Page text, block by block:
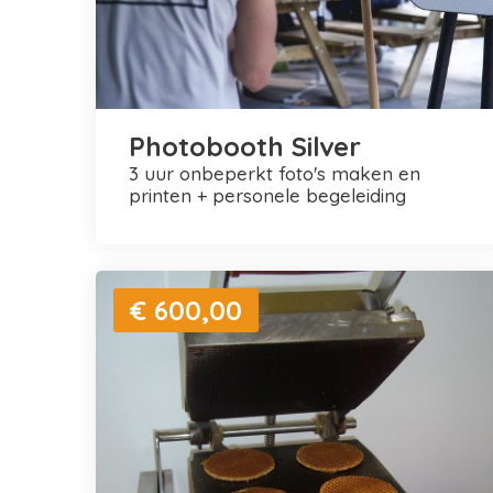
Photobooth Silver
3 uur onbeperkt foto's maken en
printen + personele begeleiding
€ 600,00